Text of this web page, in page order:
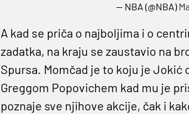
— NBA (@NBA)
A kad se priča o najboljima i o
zadatka, na kraju se zaustavio na
Spursa. Momčad je to koju je
Greggom Popovichem kad mu je
poznaje sve njihove akcije, čak i